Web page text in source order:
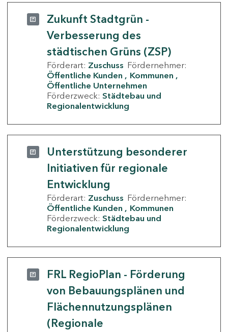
Zukunft Stadtgrün -
Verbesserung des
städtischen Grüns (ZSP)
Förderart: Zuschuss Fördernehmer:
Öffentliche Kunden
Kommunen
Öffentliche Unternehmen
Förderzweck: Städtebau und
Regionalentwicklung
Unterstützung besonderer
Initiativen für regionale
Entwicklung
Förderart: Zuschuss Fördernehmer:
Öffentliche Kunden
Kommunen
Förderzweck: Städtebau und
Regionalentwicklung
FRL RegioPlan - Förderung
von Bebauungsplänen und
Flächennutzungsplänen
(Regionale